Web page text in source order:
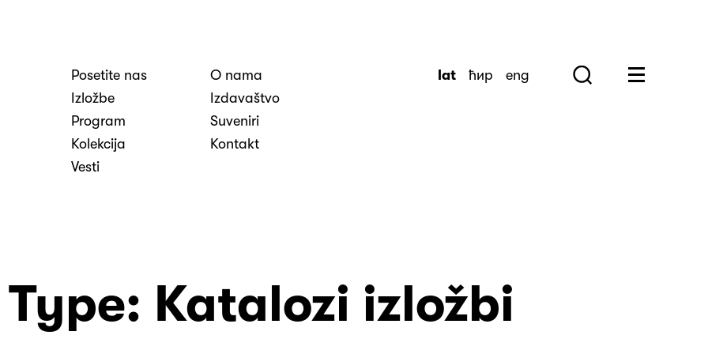
Posetite nas
Izložbe
Program
Kolekcija
Vesti
O nama
Izdavaštvo
Suveniri
Kontakt
lat ћир eng Search
Katalozi izložbi